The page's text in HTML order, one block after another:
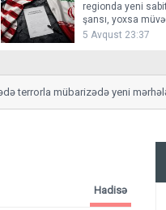
regionda yeni
şansı, yoxsa
fasilə?
5 Avqust 23:37
terrorla mübarizədə yeni mərhələ:
Hadisə